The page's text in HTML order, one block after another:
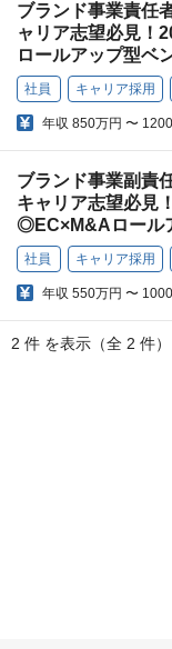
ブランド事業責任
ャリア志望必見！
ロールアップ型ベ
社員 キャリア採用
年収 850万円 〜
ブランド事業副責
キャリア志望必見
◎EC×M&Aロール
社員 キャリア採用
年収 550万円 〜
2 件 を表示（全 2 件）